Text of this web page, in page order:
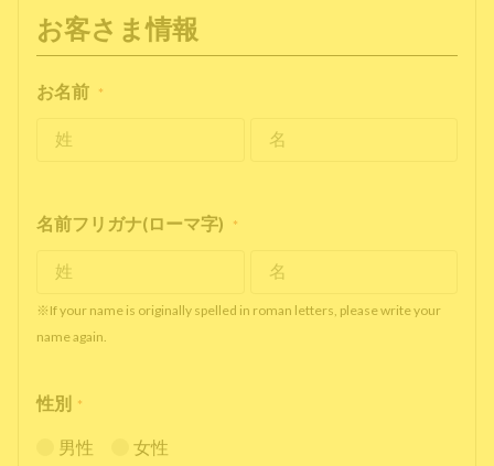
お客さま情報
お名前 *
名前フリガナ(ローマ字) *
※If your name is originally spelled in roman letters, please write your
name again.
性別 *
男性 女性